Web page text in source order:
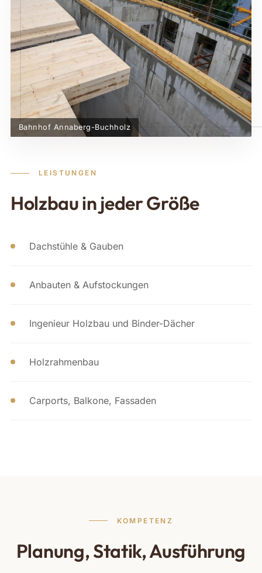
LEISTUNGEN
Holzbau in jeder Größe
Dachstühle & Gauben
Anbauten & Aufstockungen
Ingenieur Holzbau und Binder-Dächer
Holzrahmenbau
Carports, Balkone, Fassaden
Bahnhof Annaberg-Buchholz
KOMPETENZ
Planung, Statik, Ausführung